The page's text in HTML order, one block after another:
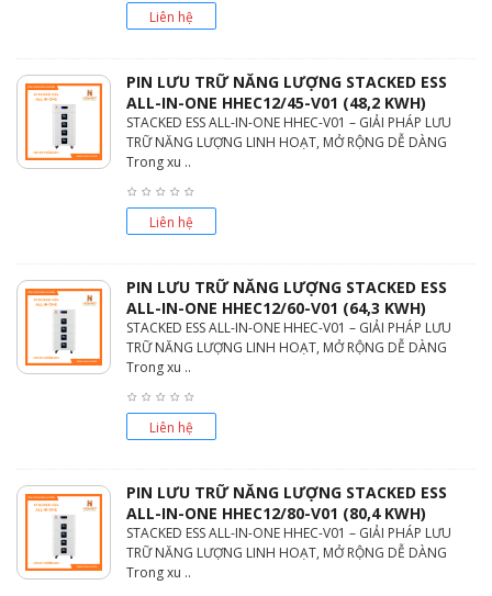
Liên hệ
PIN LƯU TRỮ NĂNG LƯỢNG STACKED ESS
ALL-IN-ONE HHEC12/45-V01 (48,2 KWH)
STACKED ESS ALL-IN-ONE HHEC-V01 – GIẢI PHÁP LƯU
TRỮ NĂNG LƯỢNG LINH HOẠT, MỞ RỘNG DỄ DÀNG
Trong xu ..
Liên hệ
PIN LƯU TRỮ NĂNG LƯỢNG STACKED ESS
ALL-IN-ONE HHEC12/60-V01 (64,3 KWH)
STACKED ESS ALL-IN-ONE HHEC-V01 – GIẢI PHÁP LƯU
TRỮ NĂNG LƯỢNG LINH HOẠT, MỞ RỘNG DỄ DÀNG
Trong xu ..
Liên hệ
PIN LƯU TRỮ NĂNG LƯỢNG STACKED ESS
ALL-IN-ONE HHEC12/80-V01 (80,4 KWH)
STACKED ESS ALL-IN-ONE HHEC-V01 – GIẢI PHÁP LƯU
TRỮ NĂNG LƯỢNG LINH HOẠT, MỞ RỘNG DỄ DÀNG
Trong xu ..